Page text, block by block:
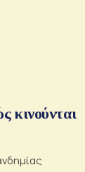
κινούνται